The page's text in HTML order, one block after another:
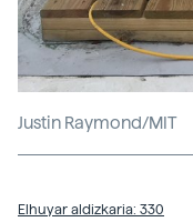
Justin Raymond/MIT
Elhuyar aldizkaria: 330